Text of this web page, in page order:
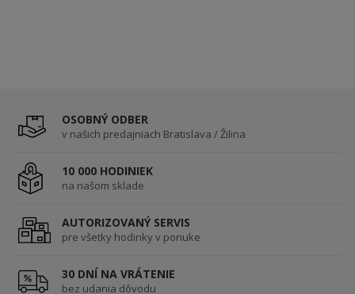
OSOBNÝ ODBER
v našich predajniach Bratislava / Žilina
10 000 HODINIEK
na našom sklade
AUTORIZOVANÝ SERVIS
pre všetky hodinky v ponuke
30 DNÍ NA VRÁTENIE
bez udania dôvodu